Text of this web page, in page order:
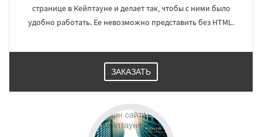
странице в Кейптауне и делает так, чтобы с ними было
удобно работать. Ее невозможно представить без HTML.
ЗАКАЗАТЬ